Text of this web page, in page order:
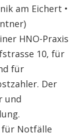
am Eichert •
HNO-Praxis
10, für
für
Der
und
für Notfälle